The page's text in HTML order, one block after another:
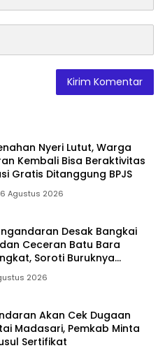
Nyeri Lutut, Warga
Kembali Bisa Beraktivitas
Gratis Ditanggung BPJS
6 Agustus 2026
Desak Bangkai
Ceceran Batu Bara
Soroti Buruknya
2026
Akan Cek Dugaan
Madasari, Pemkab Minta
Sertifikat